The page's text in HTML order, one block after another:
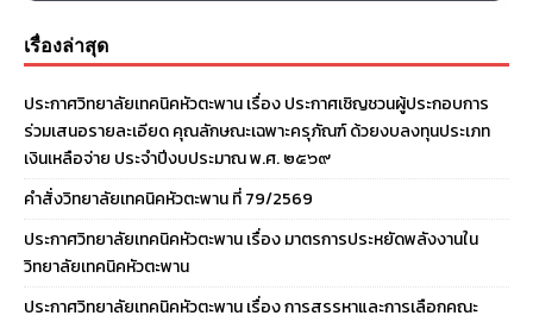
เรื่องล่าสุด
ประกาศวิทยาลัยเทคนิคหัวตะพาน เรื่อง ประกาศเชิญชวนผู้ประกอบการ
ร่วมเสนอรายละเอียด คุณลักษณะเฉพาะครุภัณฑ์ ด้วยงบลงทุนประเภท
เงินเหลือจ่าย ประจําปีงบประมาณ พ.ศ. ๒๕๖๙
คำสั่งวิทยาลัยเทคนิคหัวตะพาน ที่ 79/2569
ประกาศวิทยาลัยเทคนิคหัวตะพาน เรื่อง มาตรการประหยัดพลังงานใน
วิทยาลัยเทคนิคหัวตะพาน
ประกาศวิทยาลัยเทคนิคหัวตะพาน เรื่อง การสรรหาและการเลือกคณะ